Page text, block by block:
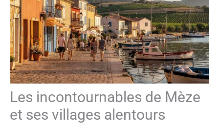
Les incontournables de Mèze
et ses villages alentours